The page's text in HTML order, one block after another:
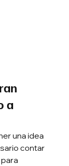
a
una idea
contar